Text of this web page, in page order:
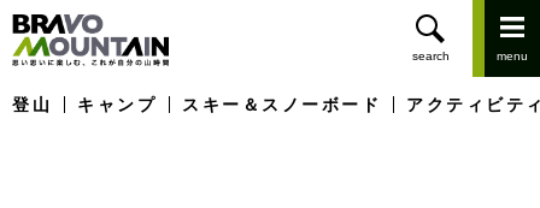
登山 キャンプ スキー＆スノーボード アクティビテ